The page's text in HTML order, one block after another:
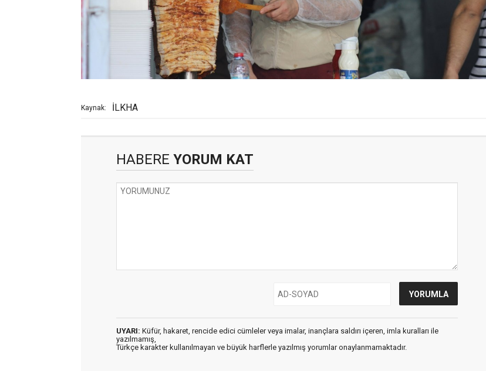
Kaynak: İLKHA
HABERE YORUM KAT
UYARI: Küfür, hakaret, rencide edici cümleler veya imalar, inançlara saldırı içeren, imla kuralları ile
yazılmamış,
Türkçe karakter kullanılmayan ve büyük harflerle yazılmış yorumlar onaylanmamaktadır.